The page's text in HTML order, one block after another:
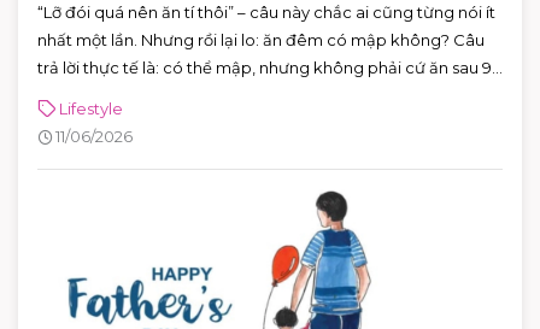
“Lỡ đói quá nên ăn tí thôi” – câu này chắc ai cũng từng nói ít
nhất một lần. Nhưng rồi lại lo: ăn đêm có mập không? Câu
trả lời thực tế là: có thể mập, nhưng không phải cứ ăn sau 9
Lifestyle
11/06/2026